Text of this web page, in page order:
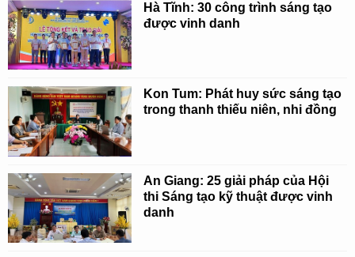
Hà Tĩnh: 30 công trình sáng tạo
được vinh danh
Kon Tum: Phát huy sức sáng tạo
trong thanh thiếu niên, nhi đồng
An Giang: 25 giải pháp của Hội
thi Sáng tạo kỹ thuật được vinh
danh